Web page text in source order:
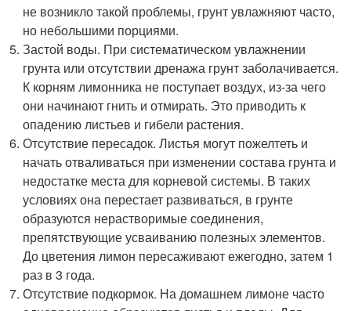
не возникло такой проблемы, грунт увлажняют часто,
но небольшими порциями.
Застой воды. При систематическом увлажнении
грунта или отсутствии дренажа грунт заболачивается.
К корням лимонника не поступает воздух, из-за чего
они начинают гнить и отмирать. Это приводить к
опадению листьев и гибели растения.
Отсутствие пересадок. Листья могут пожелтеть и
начать отваливаться при изменении состава грунта и
недостатке места для корневой системы. В таких
условиях она перестает развиваться, в грунте
образуются нерастворимые соединения,
препятствующие усваиванию полезных элементов.
До цветения лимон пересаживают ежегодно, затем 1
раз в 3 года.
Отсутствие подкормок. На домашнем лимоне часто